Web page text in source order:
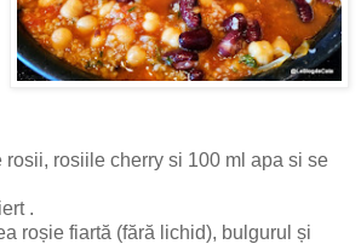
rosii, rosiile cherry si 100 ml apa si se
.
roșie fiartă (fără lichid), bulgurul și